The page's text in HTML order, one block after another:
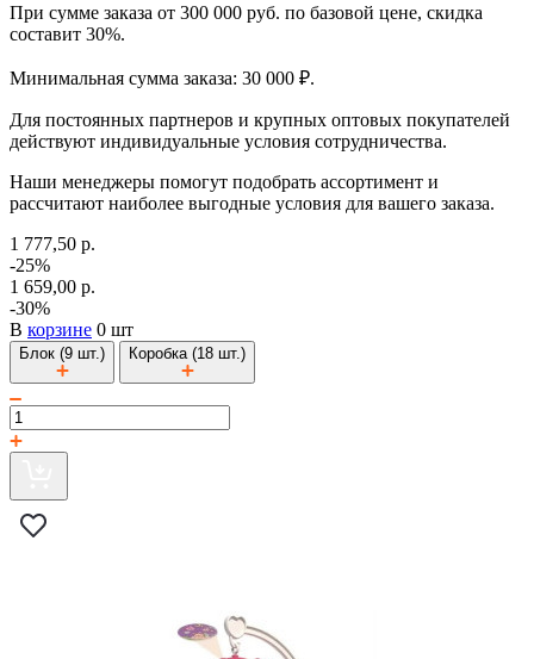
При сумме заказа от 300 000 руб. по базовой цене, скидка
составит 30%.
Минимальная сумма заказа: 30 000 ₽.
Для постоянных партнеров и крупных оптовых покупателей
действуют индивидуальные условия сотрудничества.
Наши менеджеры помогут подобрать ассортимент и
рассчитают наиболее выгодные условия для вашего заказа.
1 777,50 р.
-25%
1 659,00 р.
-30%
В корзине 0 шт
Блок (9 шт.) Коробка (18 шт.)